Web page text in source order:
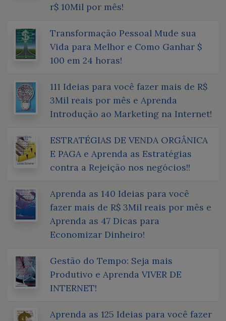
r$ 10Mil por mês!
Transformação Pessoal Mude sua
Vida para Melhor e Como Ganhar $
100 em 24 horas!
111 Ideias para você fazer mais de R$
3Mil reais por mês e Aprenda
Introdução ao Marketing na Internet!
ESTRATÉGIAS DE VENDA ORGÂNICA
E PAGA e Aprenda as Estratégias
contra a Rejeição nos negócios!!
Aprenda as 140 Ideias para você
fazer mais de R$ 3Mil reais por mês e
Aprenda as 47 Dicas para
Economizar Dinheiro!
Gestão do Tempo: Seja mais
Produtivo e Aprenda VIVER DE
INTERNET!
Aprenda as 125 Ideias para você fazer